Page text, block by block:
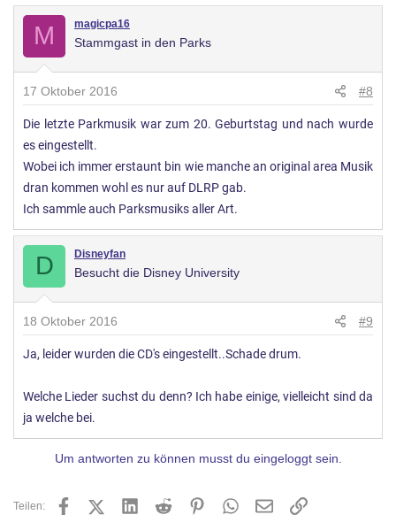
M magicpa16
Stammgast in den Parks
17 Oktober 2016 #8
Die letzte Parkmusik war zum 20. Geburtstag und nach wurde
es eingestellt.
Wobei ich immer erstaunt bin wie manche an original area Musik
dran kommen wohl es nur auf DLRP gab.
Ich sammle auch Parksmusiks aller Art.
D Disneyfan
Besucht die Disney University
18 Oktober 2016 #9
Ja, leider wurden die CD's eingestellt..Schade drum.
Welche Lieder suchst du denn? Ich habe einige, vielleicht sind da
ja welche bei.
Um antworten zu können musst du eingeloggt sein.
Teilen: FacebookX (Twitter)LinkedInReddit PinterestWhatsApp
E-MailLink